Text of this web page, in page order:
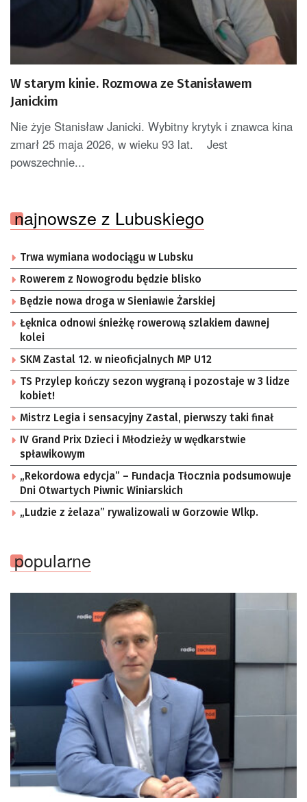
W starym kinie. Rozmowa ze Stanisławem
Janickim
Nie żyje Stanisław Janicki. Wybitny krytyk i znawca kina
zmarł 25 maja 2026, w wieku 93 lat. Jest
powszechnie...
najnowsze z Lubuskiego
Trwa wymiana wodociągu w Lubsku
Rowerem z Nowogrodu będzie blisko
Będzie nowa droga w Sieniawie Żarskiej
Łęknica odnowi śnieżkę rowerową szlakiem dawnej
kolei
SKM Zastal 12. w nieoficjalnych MP U12
TS Przylep kończy sezon wygraną i pozostaje w 3 lidze
kobiet!
Mistrz Legia i sensacyjny Zastal, pierwszy taki finał
IV Grand Prix Dzieci i Młodzieży w wędkarstwie
spławikowym
„Rekordowa edycja” – Fundacja Tłocznia podsumowuje
Dni Otwartych Piwnic Winiarskich
„Ludzie z żelaza” rywalizowali w Gorzowie Wlkp.
popularne